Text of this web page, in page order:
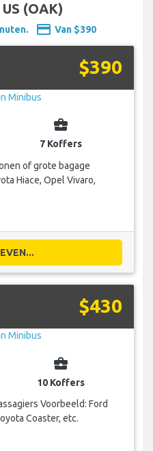
(OAK)
payment Van $390
$390
business_center
7 Koffers
of grote bagage
Hiace, Opel Vivaro,
$430
business_center
10 Koffers
Voorbeeld: Ford
Coaster, etc.